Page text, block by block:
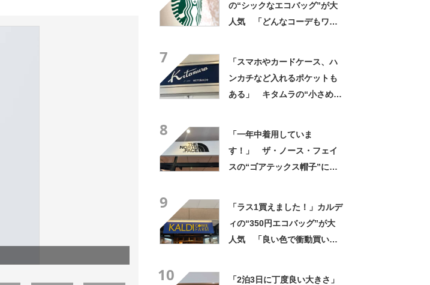
の“シックなエコバッグ”が大
人気 「どんなコーデもワン
7
「スマホやカードケース、ハ
ンカチなど入れるポケットも
ある」 キタムラの“小さめシ
8
「一年中着用していま
す！」 ザ・ノース・フェイ
スの“ゴアテックス帽子”に絶
9
「ラス1買えました！」カルデ
ィの“350円エコバッグ”が大
人気 「良い色で衝動買い」
10
「2泊3日に丁度良い大きさ」